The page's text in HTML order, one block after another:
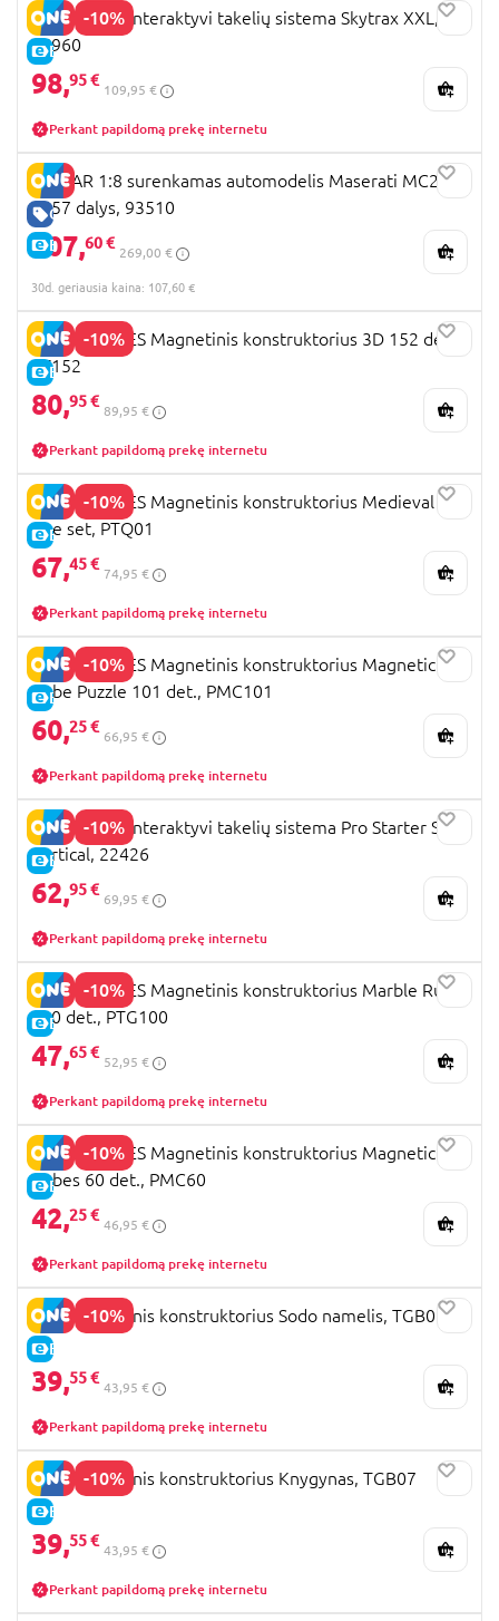
-10%
E-KAINA
GRAVITRAX interaktyvi takelių sistema Skytrax XXL,
25960
98,95 €
109,95 €
Perkant papildomą prekę internetu
GERA KAINA
E-KAINA
RASTAR 1:8 surenkamas automodelis Maserati MC20,
3457 dalys, 93510
107,60 €
269,00 €
30d. geriausia kaina: 107,60 €
-10%
E-KAINA
PICASSO TILES Magnetinis konstruktorius 3D 152 det.,
PT152
80,95 €
89,95 €
Perkant papildomą prekę internetu
-10%
E-KAINA
PICASSO TILES Magnetinis konstruktorius Medieval
Age set, PTQ01
67,45 €
74,95 €
Perkant papildomą prekę internetu
-10%
E-KAINA
PICASSO TILES Magnetinis konstruktorius Magnetic
Cube Puzzle 101 det., PMC101
60,25 €
66,95 €
Perkant papildomą prekę internetu
-10%
E-KAINA
GRAVITRAX interaktyvi takelių sistema Pro Starter Set
Vertical, 22426
62,95 €
69,95 €
Perkant papildomą prekę internetu
-10%
E-KAINA
PICASSO TILES Magnetinis konstruktorius Marble Run
100 det., PTG100
47,65 €
52,95 €
Perkant papildomą prekę internetu
-10%
E-KAINA
PICASSO TILES Magnetinis konstruktorius Magnetic
Cubes 60 det., PMC60
42,25 €
46,95 €
Perkant papildomą prekę internetu
-10%
E-KAINA
ROLIFE Medinis konstruktorius Sodo namelis, TGB06
39,55 €
43,95 €
Perkant papildomą prekę internetu
-10%
E-KAINA
ROLIFE Medinis konstruktorius Knygynas, TGB07
39,55 €
43,95 €
Perkant papildomą prekę internetu